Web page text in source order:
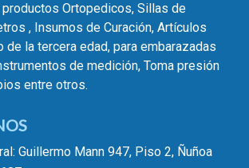
Ortopedicos, Sillas de
, Insumos de Curación, Artículos
de la tercera edad, para embarazadas
de medición, Toma presión
entre otros.
Guillermo Mann 947, Piso 2, Ñuñoa